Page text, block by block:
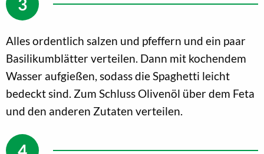
Alles ordentlich salzen und pfeffern und ein paar
Basilikumblätter verteilen. Dann mit kochendem
Wasser aufgießen, sodass die Spaghetti leicht
bedeckt sind. Zum Schluss Olivenöl über dem Feta
und den anderen Zutaten verteilen.